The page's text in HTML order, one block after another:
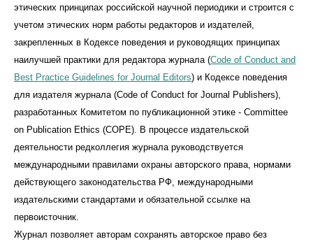
этических принципах российской научной периодики и строится с
учетом этических норм работы редакторов и издателей,
закрепленных в Кодексе поведения и руководящих принципах
наилучшей практики для редактора журнала (Code of Conduct and
Best Practice Guidelines for Journal Editors) и Кодексе поведения
для издателя журнала (Code of Conduct for Journal Publishers),
разработанных Комитетом по публикационной этике - Committee
on Publication Ethics (COPE). В процессе издательской
деятельности редколлегия журнала руководствуется
международными правилами охраны авторского права, нормами
действующего законодательства РФ, международными
издательскими стандартами и обязательной ссылке на
первоисточник.
Журнал позволяет авторам сохранять авторское право без